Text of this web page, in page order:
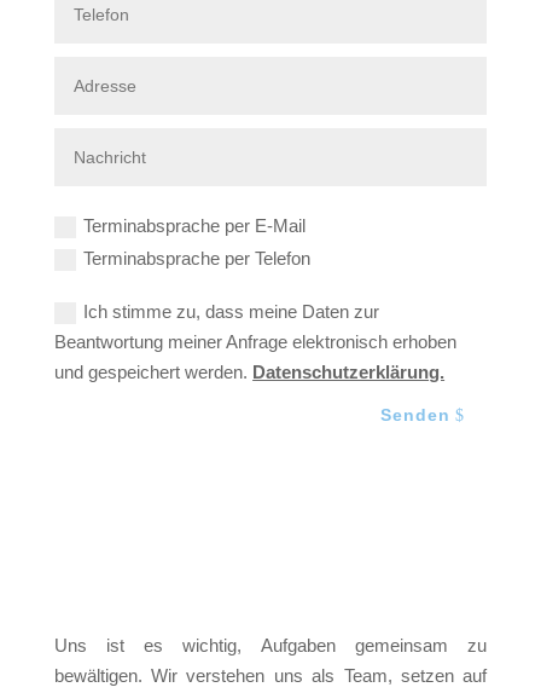
Terminabsprache per E-Mail
Terminabsprache per Telefon
Ich stimme zu, dass meine Daten zur
Beantwortung meiner Anfrage elektronisch erhoben
und gespeichert werden. Datenschutzerklärung.
Senden
Uns ist es wichtig, Aufgaben gemeinsam zu
bewältigen. Wir verstehen uns als Team, setzen auf